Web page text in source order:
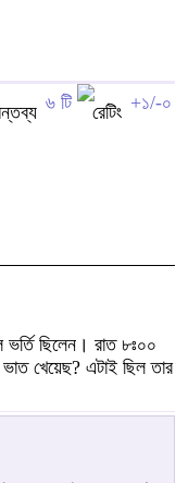
৬ টি +১/-০
ছিলেন। রাত ৮ঃ০০
ভাত খেয়েছ? এটাই ছিল তার